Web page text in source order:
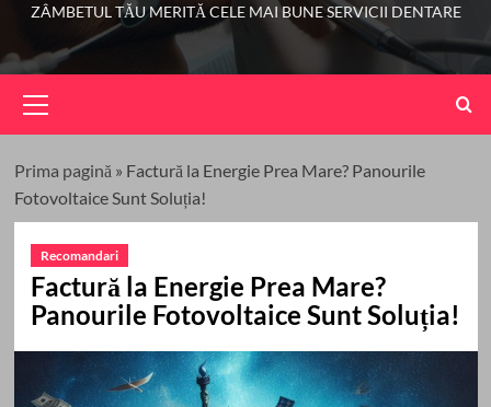
ZÂMBETUL TĂU MERITĂ CELE MAI BUNE SERVICII DENTARE
Menu
Prima pagină » Factură la Energie Prea Mare? Panourile
Fotovoltaice Sunt Soluția!
Recomandari
Factură la Energie Prea Mare?
Panourile Fotovoltaice Sunt Soluția!